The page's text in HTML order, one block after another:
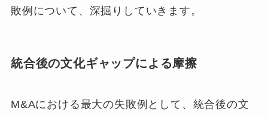
敗例について、深掘りしていきます。
統合後の文化ギャップによる摩擦
M&Aにおける最大の失敗例として、統合後の文